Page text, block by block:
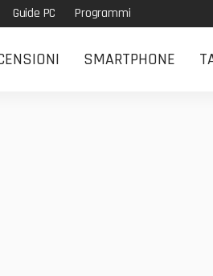
Guide PC Programmi
SMARTPHONE